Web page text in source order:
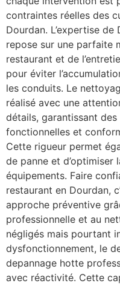
contraintes réelles des
Dourdan. L’expertise
repose sur une parfaite
restaurant et de
pour éviter
les conduits. Le
réalisé avec une
détails, garantissant
fonctionnelles et
Cette rigueur permet
de panne et d’optimiser
équipements. Faire
restaurant en Dourdan,
approche préventive
professionnelle et au
négligés mais pourtant
dysfonctionnement, le
depannage hotte
avec réactivité. Cette